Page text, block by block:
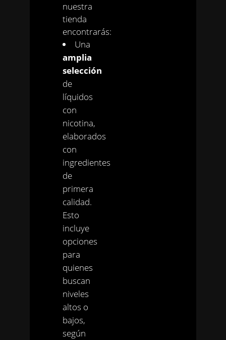
nuestra
tienda
encontrarás:
Una
amplia
selección
de
líquidos
con
nicotina,
elaborados
con
ingredientes
de
primera
calidad.
Esto
incluye
opciones
para
quienes
buscan
niveles
altos o
bajos,
según